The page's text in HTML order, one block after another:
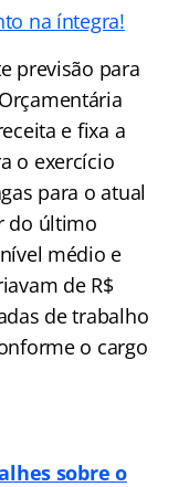
na íntegra!
previsão para
e fixa a
o exercício
para o atual
do último
médio e
de R$
de trabalho
o cargo
sobre o